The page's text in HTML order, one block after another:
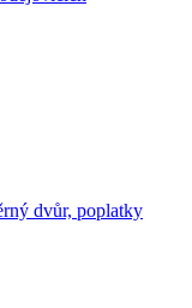
dvůr, poplatky